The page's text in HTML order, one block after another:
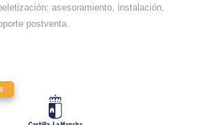
asesoramiento, instalación,
postventa.